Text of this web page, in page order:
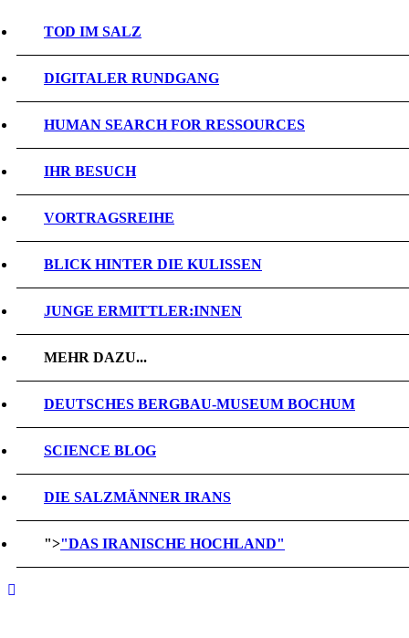
TOD IM SALZ
DIGITALER RUNDGANG
HUMAN SEARCH FOR RESSOURCES
IHR BESUCH
VORTRAGSREIHE
BLICK HINTER DIE KULISSEN
JUNGE ERMITTLER:INNEN
MEHR DAZU...
DEUTSCHES BERGBAU-MUSEUM BOCHUM
SCIENCE BLOG
DIE SALZMÄNNER IRANS
">"DAS IRANISCHE HOCHLAND"